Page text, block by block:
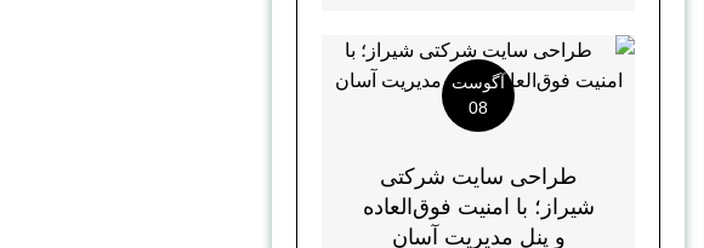
آگوست
08
طراحی سایت شرکتی
شیراز؛ با امنیت فوق‌العاده
و پنل مدیریت آسان